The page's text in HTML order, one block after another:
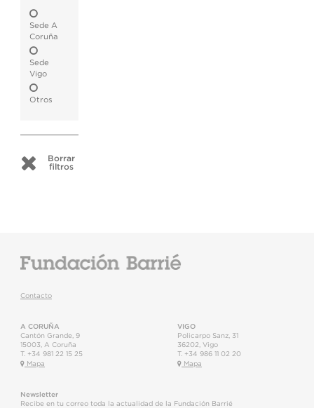
Sede A
Coruña
Sede
Vigo
Otros
Borrar
filtros
Contacto
A CORUÑA
Cantón Grande, 9
15003
A Coruña
T. +34 981 22 15 25
Mapa
VIGO
Policarpo Sanz, 31
36202 Vigo
T. +34 986 11 02 20
Mapa
Newsletter
Recibe en tu correo toda la actualidad de la Fundación Barrié